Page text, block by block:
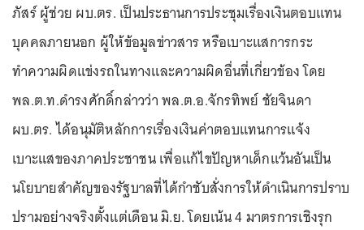
ภัสร์ ผู้ช่วย ผบ.ตร. เป็นประธานการประชุมเรื่องเงินตอบแทน
บุคคลภายนอก ผู้ให้ข้อมูลข่าวสาร หรือเบาะแสการกระ
ทำความผิดแข่งรถในทางและความผิดอื่นที่เกี่ยวข้อง โดย
พล.ต.ท.ดำรงศักดิ์กล่าวว่า พล.ต.อ.จักรทิพย์ ชัยจินดา
ผบ.ตร. ได้อนุมัติหลักการเรื่องเงินค่าตอบแทนการแจ้ง
เบาะแสของภาคประชาชน เพื่อแก้ไขปัญหาเด็กแว้นอันเป็น
นโยบายสำคัญของรัฐบาลที่ได้กำชับสั่งการให้ดำเนินการปราบ
ปรามอย่างจริงตั้งแต่เดือน มิ.ย. โดยเน้น 4 มาตรการเชิงรุก